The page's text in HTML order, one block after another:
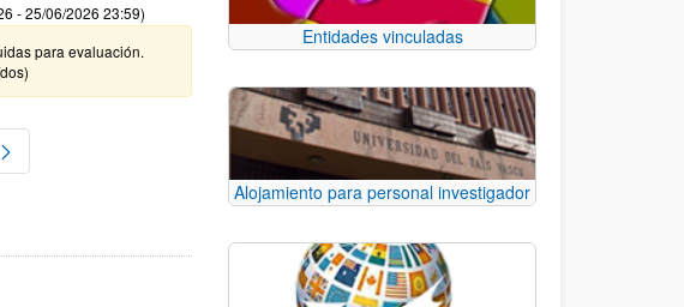
- 25/06/2026 23:59)
para evaluación.
Use TAB para desplazarse.
Entidades vinculadas
Alojamiento para personal investigador